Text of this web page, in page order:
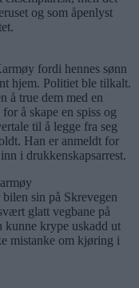
og som åpenlyst
fordi hennes sønn
hjem. Politiet ble tilkalt.
å true dem med en
å skape en spiss og
til å legge fra seg
Han er anmeldt for
i drukkenskapsarrest.
sin på Skrevegen
glatt vegbane på
kunne krype uskadd ut
mistanke om kjøring i